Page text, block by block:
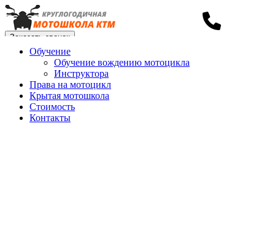
Обучение
Обучение вождению мотоцикла
Инструктора
Права на мотоцикл
Крытая мотошкола
Стоимость
Контакты
Заказать звонок
Что нужно знать до начала обучения
вождению мотоцикла